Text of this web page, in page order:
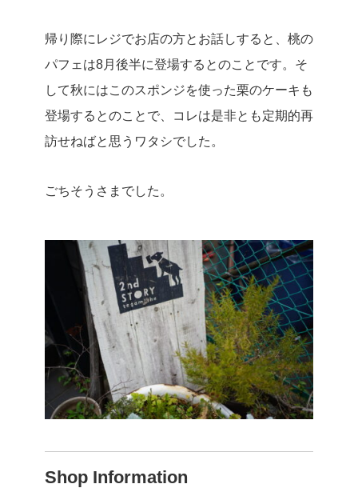
帰り際にレジでお店の方とお話しすると、桃の
パフェは8月後半に登場するとのことです。 そ
して秋にはこのスポンジを使った栗のケーキも
登場するとのことで、コレは是非とも定期的再
訪せねばと思うワタシでした。
ごちそうさまでした。
Shop Information